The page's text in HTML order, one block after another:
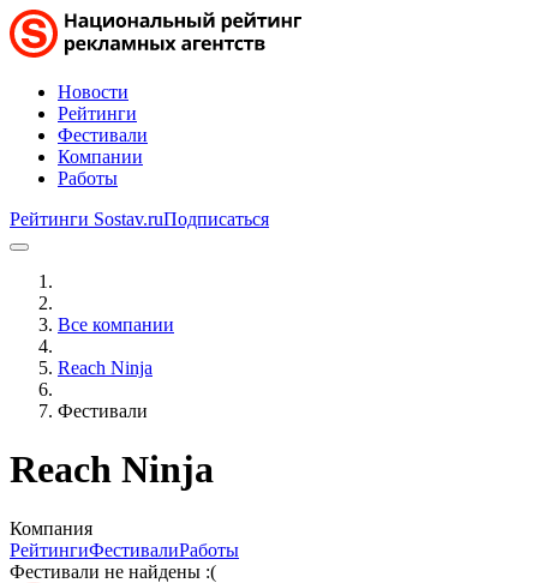
Новости
Рейтинги
Фестивали
Компании
Работы
Рейтинги Sostav.ruПодписаться
Все компании
Reach Ninja
Фестивали
Reach Ninja
Компания
РейтингиФестивалиРаботы
Фестивали не найдены :(